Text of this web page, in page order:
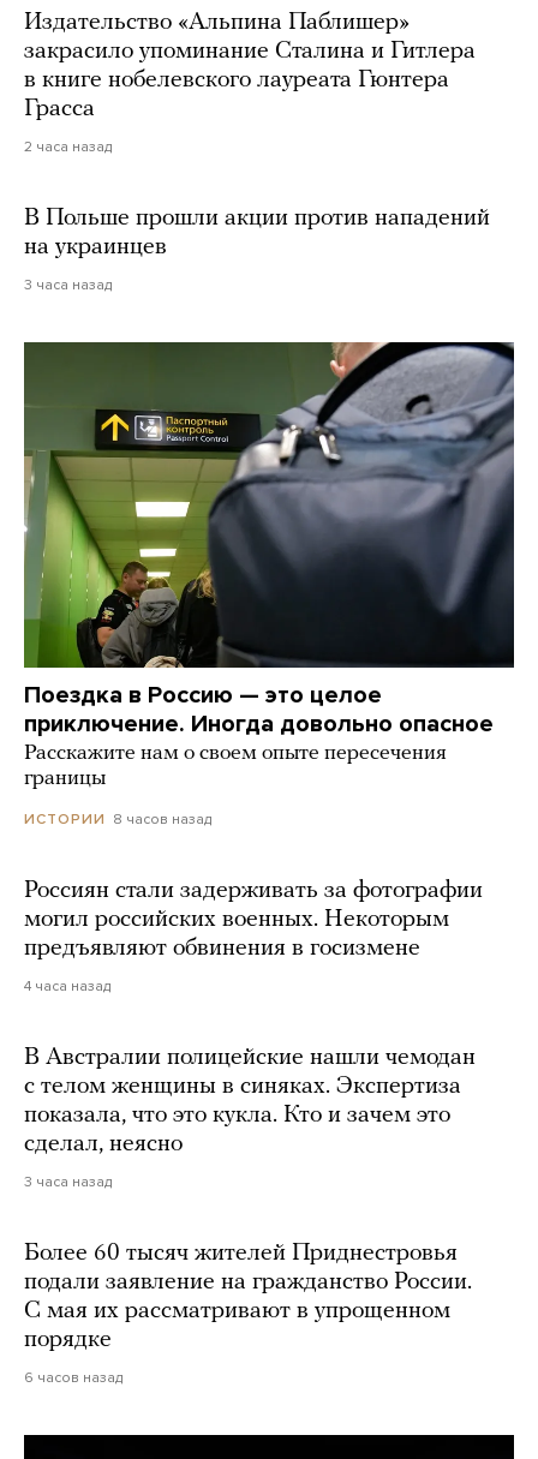
Издательство «Альпина Паблишер»
закрасило упоминание Сталина и Гитлера
в книге нобелевского лауреата Гюнтера
Грасса
2 часа назад
В Польше прошли акции против нападений
на украинцев
3 часа назад
Поездка в Россию — это целое
приключение. Иногда довольно опасное
Расскажите нам о своем опыте пересечения
границы
ИСТОРИИ 8 часов назад
Россиян стали задерживать за фотографии
могил российских военных. Некоторым
предъявляют обвинения в госизмене
4 часа назад
В Австралии полицейские нашли чемодан
с телом женщины в синяках. Экспертиза
показала, что это кукла. Кто и зачем это
сделал, неясно
3 часа назад
Более 60 тысяч жителей Приднестровья
подали заявление на гражданство России.
С мая их рассматривают в упрощенном
порядке
6 часов назад